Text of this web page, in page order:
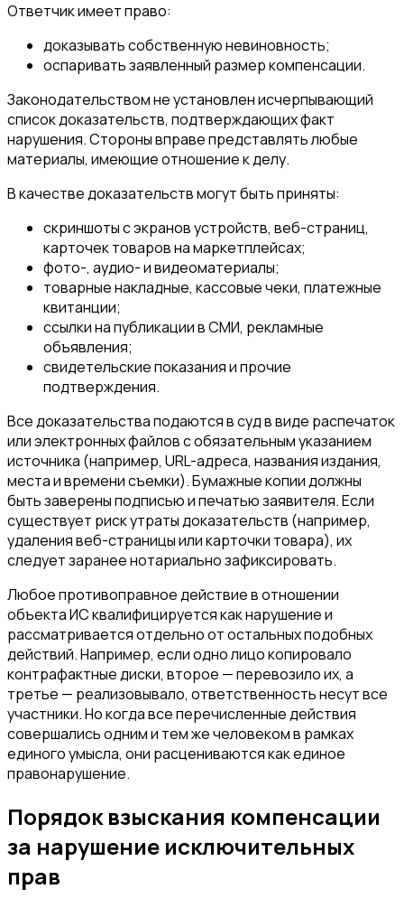
Ответчик имеет право:
доказывать собственную невиновность;
оспаривать заявленный размер компенсации.
Законодательством не установлен исчерпывающий
список доказательств, подтверждающих факт
нарушения. Стороны вправе представлять любые
материалы, имеющие отношение к делу.
В качестве доказательств могут быть приняты:
скриншоты с экранов устройств, веб-страниц,
карточек товаров на маркетплейсах;
фото-, аудио- и видеоматериалы;
товарные накладные, кассовые чеки, платежные
квитанции;
ссылки на публикации в СМИ, рекламные
объявления;
свидетельские показания и прочие
подтверждения.
Все доказательства подаются в суд в виде распечаток
или электронных файлов с обязательным указанием
источника (например, URL-адреса, названия издания,
места и времени съемки). Бумажные копии должны
быть заверены подписью и печатью заявителя. Если
существует риск утраты доказательств (например,
удаления веб-страницы или карточки товара), их
следует заранее нотариально зафиксировать.
Любое противоправное действие в отношении
объекта ИС квалифицируется как нарушение и
рассматривается отдельно от остальных подобных
действий. Например, если одно лицо копировало
контрафактные диски, второе — перевозило их, а
третье — реализовывало, ответственность несут все
участники. Но когда все перечисленные действия
совершались одним и тем же человеком в рамках
единого умысла, они расцениваются как единое
правонарушение.
Порядок взыскания компенсации
за нарушение исключительных
прав